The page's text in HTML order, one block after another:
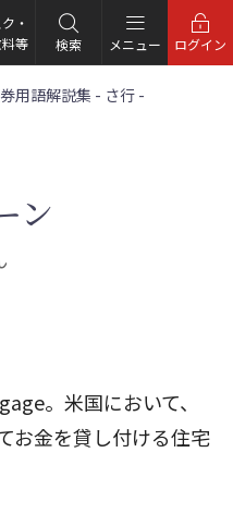
・
等
検索 メニュー ログイン
用語解説集 - さ行 -
ン
。米国において、
お金を貸し付ける住宅